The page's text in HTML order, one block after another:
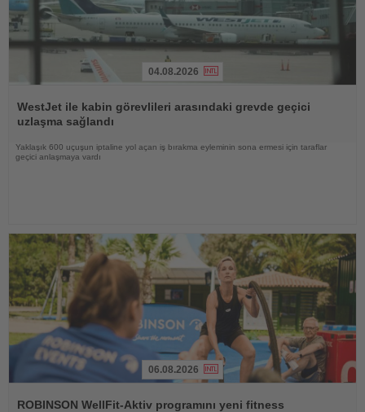
Oku
04.08.2026
WestJet ile kabin görevlileri arasındaki grevde geçici
uzlaşma sağlandı
Yaklaşık 600 uçuşun iptaline yol açan iş bırakma eyleminin sona ermesi için taraflar
geçici anlaşmaya vardı
Oku
06.08.2026
ROBINSON WellFit-Aktiv programını yeni fitness